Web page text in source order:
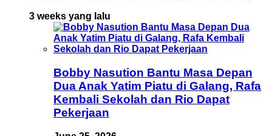
3 weeks yang lalu
Bobby Nasution Bantu Masa Depan
Dua Anak Yatim Piatu di Galang, Rafa
Kembali Sekolah dan Rio Dapat
Pekerjaan